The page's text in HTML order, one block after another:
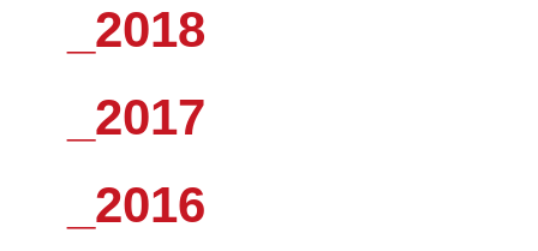
_2018
_2017
_2016